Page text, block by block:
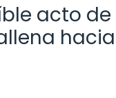
acto